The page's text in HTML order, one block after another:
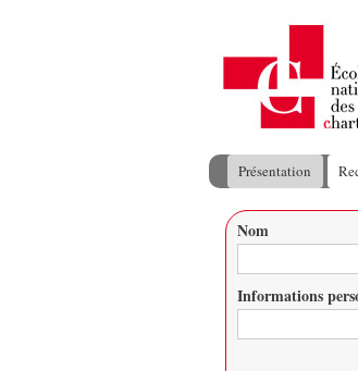
Menu principal
Présentation
Vous êtes ici
Nom
Informations